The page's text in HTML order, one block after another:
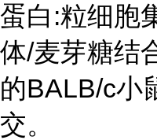
蛋白:粒细胞
体/麦芽糖结
的BALB/c小
交。